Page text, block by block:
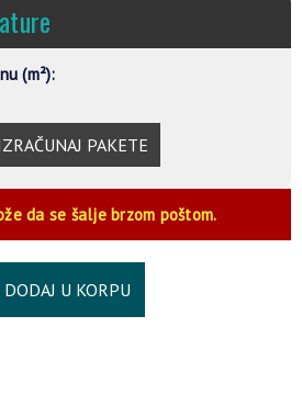
(m²):
PAKETE
da se šalje brzom poštom.
DODAJ U KORPU